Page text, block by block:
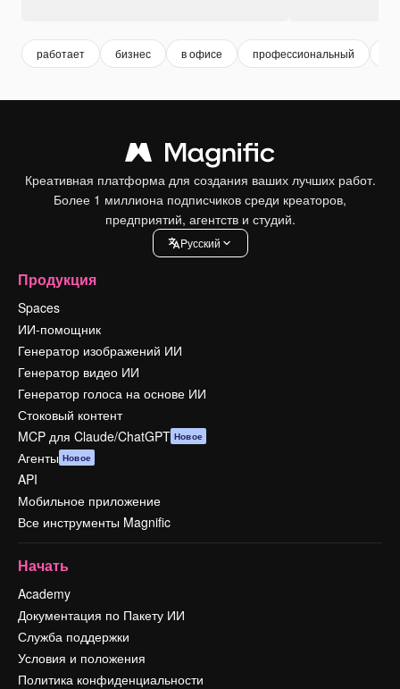
работает бизнес в офисе профессиональный
Креативная платформа для создания ваших лучших работ.
Более 1 миллиона подписчиков среди креаторов,
предприятий, агентств и студий.
Pусский
Продукция
Spaces
ИИ-помощник
Генератор изображений ИИ
Генератор видео ИИ
Генератор голоса на основе ИИ
Стоковый контент
MCP для Claude/ChatGPT Новое
Агенты Новое
API
Мобильное приложение
Все инструменты Magnific
Начать
Academy
Документация по Пакету ИИ
Служба поддержки
Условия и положения
Политика конфиденциальности